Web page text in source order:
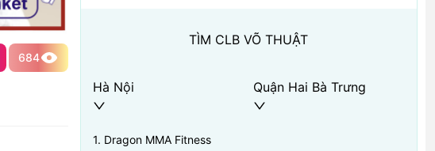
684
TÌM CLB VÕ THUẬT
Hà Nội Quận Hai Bà Trưng
1. Dragon MMA Fitness